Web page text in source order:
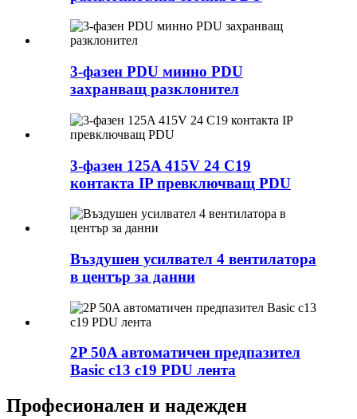
3-фазен PDU минно PDU
захранващ разклонител
3-фазен 125A 415V 24 C19
контакта IP превключващ PDU
Въздушен усилвател 4 вентилатора
в център за данни
2P 50A автоматичен предпазител
Basic c13 c19 PDU лента
Професионален и надежден